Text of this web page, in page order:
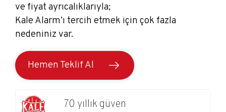
ve fiyat ayrıcalıklarıyla;
Kale Alarm’ı tercih etmek için çok fazla
nedeniniz var.
Hemen Teklif Al
70 yıllık güven